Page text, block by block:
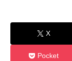
X
Pocket